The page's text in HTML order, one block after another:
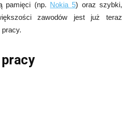
pamięci (np. Nokia 5) oraz szybki,
zawodów jest już teraz